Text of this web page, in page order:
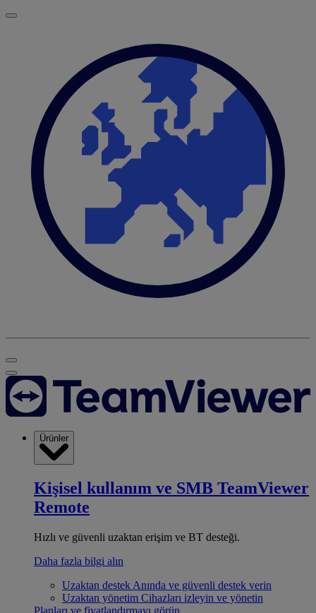
Ürünler
Kişisel kullanım ve SMB TeamViewer
Remote
Hızlı ve güvenli uzaktan erişim ve BT desteği.
Daha fazla bilgi alın
Uzaktan destek Anında ve güvenli destek verin
Uzaktan yönetim Cihazları izleyin ve yönetin